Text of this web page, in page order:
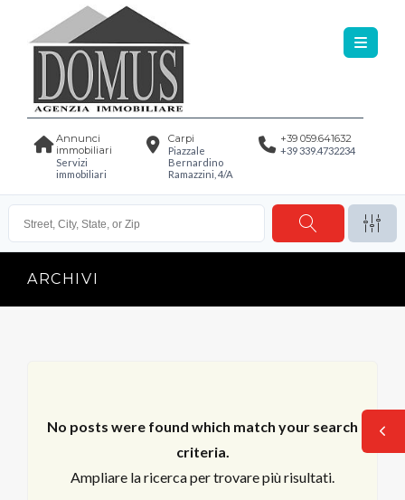
Annunci
immobiliari
Servizi
immobiliari
Carpi
Piazzale
Bernardino
Ramazzini, 4/A
+39 059.641632
+39 339.4732234
ARCHIVI
No posts were found which match your search
criteria.
Ampliare la ricerca per trovare più risultati.